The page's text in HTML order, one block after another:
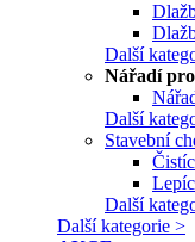
Další
Nářadí
Další
Stavební
Další
Další kategorie >